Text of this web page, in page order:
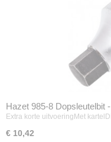
Hazet 985-8 Dopsleutelbit
Extra korte uitvoeringMet
€ 10,42